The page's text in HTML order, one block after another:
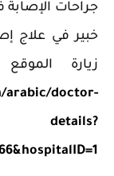
جراحات الإصابة
خبير في علاج
زيارة
arabic/doctor-
details?